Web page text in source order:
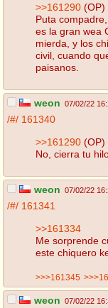
>>161290 (OP)
Puta
es la gran wea
mierda, y los
civil, cuando
paisanos.
weon 07/02/22
/#/ 161340
>>161290 (OP)
No, cierra tu
weon 07/02/22
/#/ 161341
>>161334
Me sorprende
este chiquero
>>>161345
weon 07/02/22